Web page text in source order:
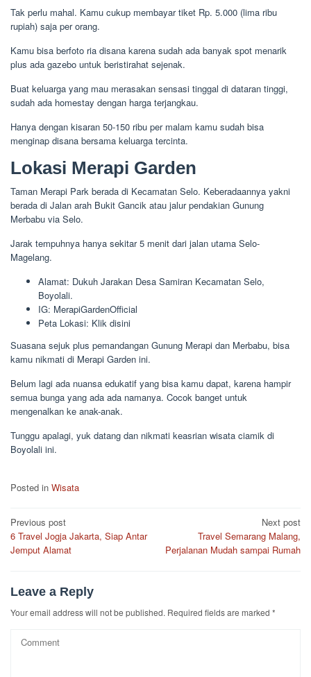
Tak perlu mahal. Kamu cukup membayar tiket Rp. 5.000 (lima ribu
rupiah) saja per orang.
Kamu bisa berfoto ria disana karena sudah ada banyak spot menarik
plus ada gazebo untuk beristirahat sejenak.
Buat keluarga yang mau merasakan sensasi tinggal di dataran tinggi,
sudah ada homestay dengan harga terjangkau.
Hanya dengan kisaran 50-150 ribu per malam kamu sudah bisa
menginap disana bersama keluarga tercinta.
Lokasi Merapi Garden
Taman Merapi Park berada di Kecamatan Selo. Keberadaannya yakni
berada di Jalan arah Bukit Gancik atau jalur pendakian Gunung
Merbabu via Selo.
Jarak tempuhnya hanya sekitar 5 menit dari jalan utama Selo-
Magelang.
Alamat: Dukuh Jarakan Desa Samiran Kecamatan Selo,
Boyolali.
IG: MerapiGardenOfficial
Peta Lokasi: Klik disini
Suasana sejuk plus pemandangan Gunung Merapi dan Merbabu, bisa
kamu nikmati di Merapi Garden ini.
Belum lagi ada nuansa edukatif yang bisa kamu dapat, karena hampir
semua bunga yang ada ada namanya. Cocok banget untuk
mengenalkan ke anak-anak.
Tunggu apalagi, yuk datang dan nikmati keasrian wisata ciamik di
Boyolali ini.
Posted in Wisata
Post
navigation
Previous post
6 Travel Jogja Jakarta, Siap Antar
Jemput Alamat
Next post
Travel Semarang Malang,
Perjalanan Mudah sampai Rumah
Leave a Reply
Your email address will not be published. Required fields are marked *